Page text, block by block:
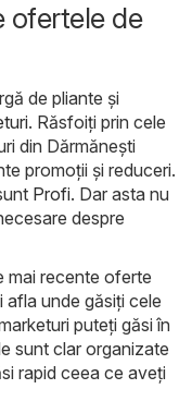
ofertele de
de pliante și
. Răsfoiți prin cele
din Dărmăneşti
promoții și reduceri.
Profi. Dar asta nu
despre
mai recente oferte
unde găsiți cele
puteți găsi în
sunt clar organizate
rapid ceea ce aveți